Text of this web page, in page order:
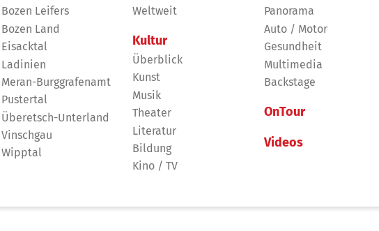
Bozen Leifers
Bozen Land
Eisacktal
Ladinien
Meran-Burggrafenamt
Pustertal
Überetsch-Unterland
Vinschgau
Wipptal
Weltweit
Kultur
Überblick
Kunst
Musik
Theater
Literatur
Bildung
Kino / TV
Panorama
Auto / Motor
Gesundheit
Multimedia
Backstage
OnTour
Videos